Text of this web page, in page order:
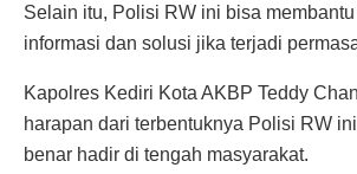
Selain itu, Polisi RW ini bisa
informasi dan solusi jika terjadi
Kapolres Kediri Kota AKBP Teddy
harapan dari terbentuknya Polisi RW
benar hadir di tengah masyarakat.